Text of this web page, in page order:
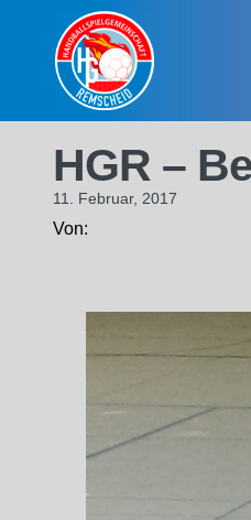
content
HGR –
11. Februar, 2017
Von: